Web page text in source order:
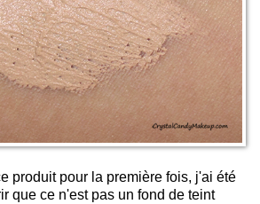
produit pour la première fois, j'ai été
que ce n'est pas un fond de teint